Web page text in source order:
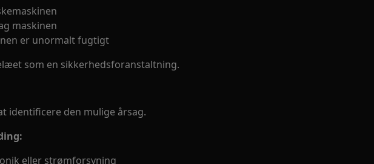
maskinen
er unormalt fugtigt
som en sikkerhedsforanstaltning.
identificere den mulige årsag.
eller strømforsyning